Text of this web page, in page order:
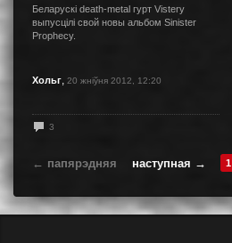
Беларускі death-metal гурт Vistery
выпусцілі свой новы альбом Sinister
Prophecy.
Хольг, 20 жніўня 2012, 12:20
3
← папярэдняя наступная → 1